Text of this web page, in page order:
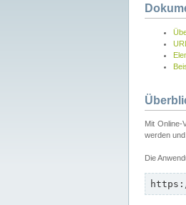
Mit Online-
werden
Die